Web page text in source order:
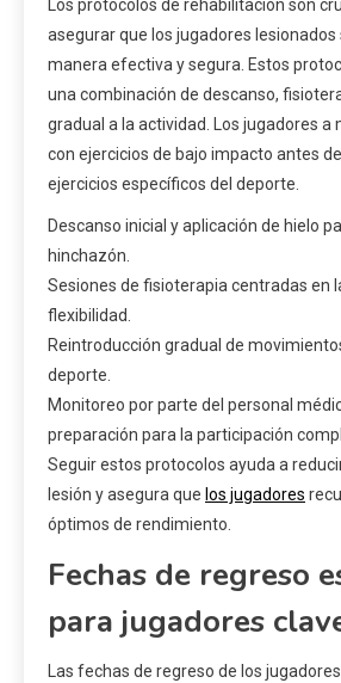
Los protocolos de rehabilitación son
asegurar que los jugadores lesionados
manera efectiva y segura. Estos
una combinación de descanso,
gradual a la actividad. Los jugadores a
con ejercicios de bajo impacto antes
ejercicios específicos del deporte.
Descanso inicial y aplicación de hielo
hinchazón.
Sesiones de fisioterapia centradas en
flexibilidad.
Reintroducción gradual de
deporte.
Monitoreo por parte del personal
preparación para la participación
Seguir estos protocolos ayuda a
lesión y asegura que los jugadores
óptimos de rendimiento.
Fechas de regreso
para jugadores
Las fechas de regreso de los